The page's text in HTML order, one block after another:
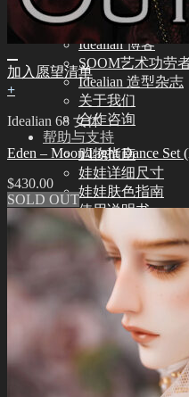
社区
新闻ㆍ公告
Idealian 博客
SOOM艺术功劳
Idealian 造型杂志
关于我们
合作咨询
帮助与支持
购物指南
娃娃详细尺寸
娃娃肤色指南
使用说明书
正版编号查询
常见问题 (FAQ)
客服中心 (Q&A)
English $ USD
日本語 ￥ JPY
中文 $ USD
한국어 ￦ WON
NEO ANGELREGION
English $ USD
加入愿望清单
+
Idealian 68 女体
Eden – Moon Light Dance Set
$430.00
SOLD OUT